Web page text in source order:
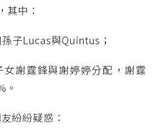
其中：
子Lucas與Quintus；
女謝霆鋒與謝婷婷分配，謝霆
。
紛紛疑惑：